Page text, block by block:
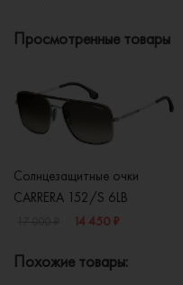
Просмотренные товары
Солнцезащитные очки
CARRERA 152/S 6LB
14 450 ₽
Похожие товары: